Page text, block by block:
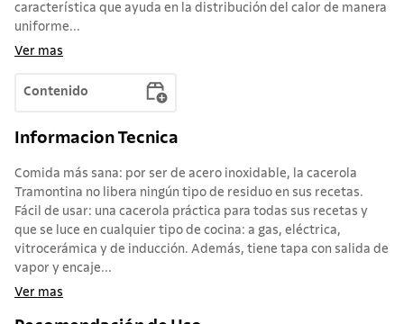
característica que ayuda en la distribución del calor de manera
uniforme...
Ver mas
Contenido
Informacion Tecnica
Comida más sana: por ser de acero inoxidable, la cacerola
Tramontina no libera ningún tipo de residuo en sus recetas.
Fácil de usar: una cacerola práctica para todas sus recetas y
que se luce en cualquier tipo de cocina: a gas, eléctrica,
vitrocerámica y de inducción. Además, tiene tapa con salida de
vapor y encaje...
Ver mas